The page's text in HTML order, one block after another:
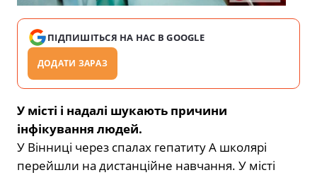
ПІДПИШІТЬСЯ НА НАС В GOOGLE
ДОДАТИ ЗАРАЗ
У місті і надалі шукають причини
інфікування людей.
У Вінниці через спалах гепатиту А школярі
перейшли на дистанційне навчання. У місті